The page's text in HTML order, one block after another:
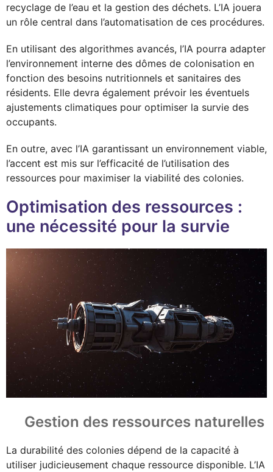
recyclage de l’eau et la gestion des déchets. L’IA jouera
un rôle central dans l’automatisation de ces procédures.
En utilisant des algorithmes avancés, l’IA pourra adapter
l’environnement interne des dômes de colonisation en
fonction des besoins nutritionnels et sanitaires des
résidents. Elle devra également prévoir les éventuels
ajustements climatiques pour optimiser la survie des
occupants.
En outre, avec l’IA garantissant un environnement viable,
l’accent est mis sur l’efficacité de l’utilisation des
ressources pour maximiser la viabilité des colonies.
Optimisation des ressources :
une nécessité pour la survie
Gestion des ressources naturelles
La durabilité des colonies dépend de la capacité à
utiliser judicieusement chaque ressource disponible. L’IA